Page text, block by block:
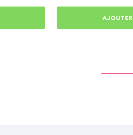
AJOUTER